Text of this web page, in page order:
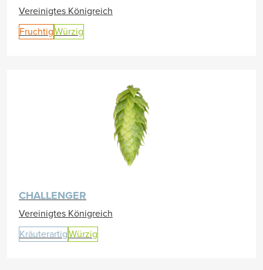
Vereinigtes Königreich
FruchtigWürzig
CHALLENGER
Vereinigtes Königreich
KräuterartigWürzig